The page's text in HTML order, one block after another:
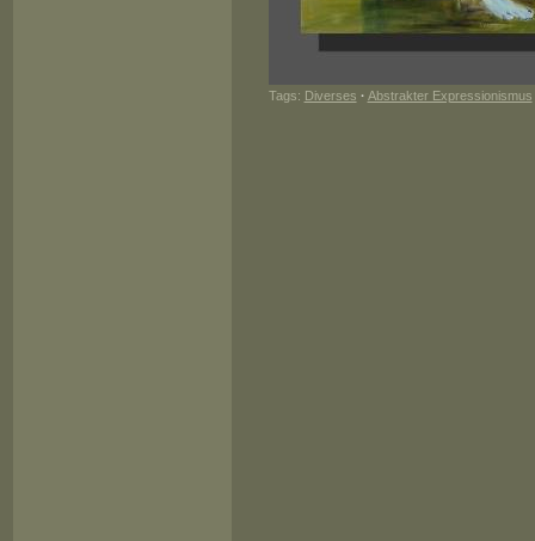
Tags: Diverses · Abstrakter Expressionismus